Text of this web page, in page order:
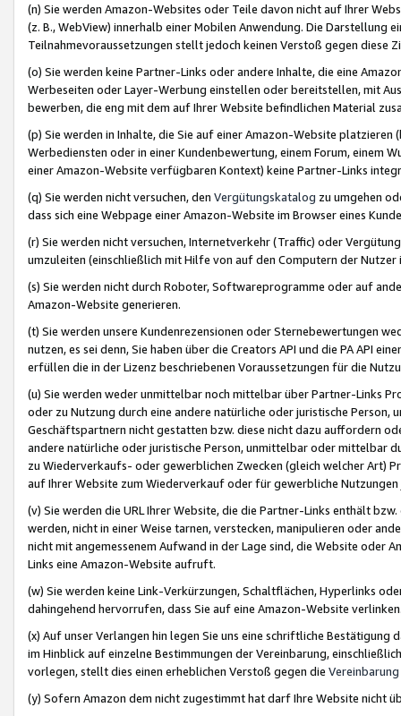
(n) Sie werden Amazon-Websites oder Teile davon nicht auf Ihrer
(z. B., WebView) innerhalb einer Mobilen Anwendung. Die Darstellung
Teilnahmevoraussetzungen stellt jedoch keinen Verstoß gegen diese
(o) Sie werden keine Partner-Links oder andere Inhalte, die eine
Werbeseiten oder Layer-Werbung einstellen oder bereitstellen, mit
bewerben, die eng mit dem auf Ihrer Website befindlichen Material
(p) Sie werden in Inhalte, die Sie auf einer Amazon-Website
Werbediensten oder in einer Kundenbewertung, einem Forum, einem
einer Amazon-Website verfügbaren Kontext) keine Partner-Links
(q) Sie werden nicht versuchen, den Vergütungskatalog zu umgehen
dass sich eine Webpage einer Amazon-Website im Browser eines
(r) Sie werden nicht versuchen, Internetverkehr (Traffic) oder
umzuleiten (einschließlich mit Hilfe von auf den Computern der
(s) Sie werden nicht durch Roboter, Softwareprogramme oder auf
Amazon-Website generieren.
(t) Sie werden unsere Kundenrezensionen oder Sternebewertungen
nutzen, es sei denn, Sie haben über die Creators API und die PA API
erfüllen die in der Lizenz beschriebenen Voraussetzungen für die
(u) Sie werden weder unmittelbar noch mittelbar über Partner-Links
oder zu Nutzung durch eine andere natürliche oder juristische
Geschäftspartnern nicht gestatten bzw. diese nicht dazu auffordern
andere natürliche oder juristische Person, unmittelbar oder mittelbar
zu Wiederverkaufs- oder gewerblichen Zwecken (gleich welcher Art)
auf Ihrer Website zum Wiederverkauf oder für gewerbliche
(v) Sie werden die URL Ihrer Website, die die Partner-Links enthält
werden, nicht in einer Weise tarnen, verstecken, manipulieren oder
nicht mit angemessenem Aufwand in der Lage sind, die Website oder
Links eine Amazon-Website aufruft.
(w) Sie werden keine Link-Verkürzungen, Schaltflächen, Hyperlinks
dahingehend hervorrufen, dass Sie auf eine Amazon-Website
(x) Auf unser Verlangen hin legen Sie uns eine schriftliche
im Hinblick auf einzelne Bestimmungen der Vereinbarung,
vorlegen, stellt dies einen erheblichen Verstoß gegen die Vereinbarung
(y) Sofern Amazon dem nicht zugestimmt hat darf Ihre Website nicht